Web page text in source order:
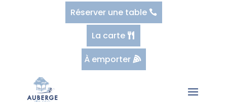
Réserver une table
La carte
À emporter